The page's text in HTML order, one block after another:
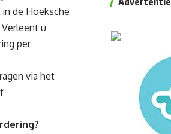
de Hoeksche
u
per
via het
07.